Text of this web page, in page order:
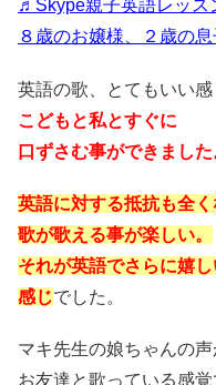
♬Skype親子英語レッス
８歳のお嬢様、２歳の
英語の歌、とてもいい感
こどもと私とすぐに
口ずさむ事ができました
英語に対する抵抗も全く
歌が歌える事が楽しい。
それが英語でさらに嬉し
感じでした。
マキ先生の娘ちゃんの声
お友達と歌っている感